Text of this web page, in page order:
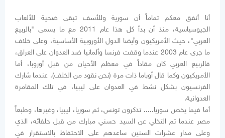
أنا أتفق معكم تماماً أن سورية وللأسف تبقى ضحية للألعاب
الجيوسياسية، منذ أن بدأ كل هذا عام 2011 مع ما يسمى "بالربيع
العربي"، حيث الأمريكيون وأيضا الدول الأوروبية الأساسية، وعلى خلاف
ما جرى عام 2003 عندما وقفت فرنسا وألمانيا ضد العدوان على العراق،
فالربيع العربي كان مقاداً في معظم الأحيان من قبل أوروبا، أما
الأمريكيون وكما قال أوباما ذات مرة (نحن نقود من الخلف). عندما شارك
الفرنسيون بشكل نشط في العدوان على ليبيا، في تلك المقامرة
العدوانية.
أما فيما يخص سوريا..... تذكرون تونس، ثم سوريا، ليبيا، وغيرها، وطبعاً
مصر عندما تم التخلي عن السيد حسني مبارك من قبل حلفائه، الذي
وعلى مدار عشرات السنين ساعدهم على الاحتفاظ بالاستقرار في